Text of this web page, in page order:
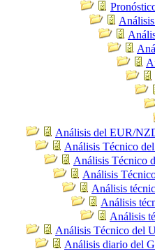
Análisis del EUR/
Análisis Técnico
Análisis Técnico
Análisis
Análisis
Análisis
Análisis
Análisis Técnico del
Análisis diario del